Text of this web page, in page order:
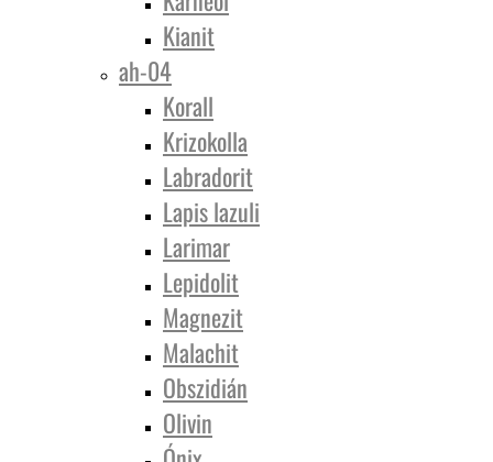
Kianit
ah-04
Korall
Krizokolla
Labradorit
Lapis lazuli
Larimar
Lepidolit
Magnezit
Malachit
Obszidián
Olivin